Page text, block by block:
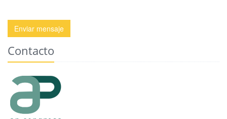
Enviar mensaje
Contacto